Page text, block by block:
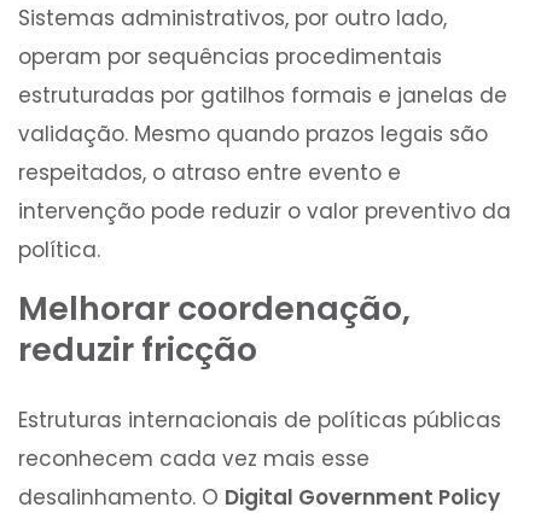
Sistemas administrativos, por outro lado,
operam por sequências procedimentais
estruturadas por gatilhos formais e janelas de
validação. Mesmo quando prazos legais são
respeitados, o atraso entre evento e
intervenção pode reduzir o valor preventivo da
política.
Melhorar coordenação,
reduzir fricção
Estruturas internacionais de políticas públicas
reconhecem cada vez mais esse
desalinhamento. O Digital Government Policy